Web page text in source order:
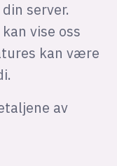
server.
vise oss
kan være
av